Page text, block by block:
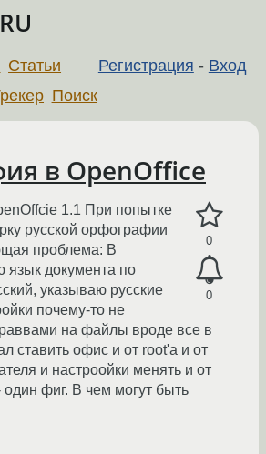
Регистрация - Вход
Статьи
Поиск
в OpenOffice
0
0
1.1 При попытке
русской орфографии
проблема: В
язык документа по
указываю русские
почему-то не
на файлы вроде все в
ставить офис и от root'а и от
и настроойки менять и от
один фиг. В чем могут быть